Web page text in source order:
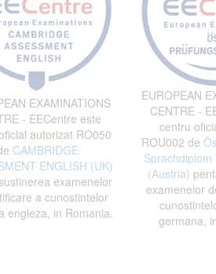
EXAMINATIONS
- EECentre este
autorizat RO050
CAMBRIDGE
ENGLISH (UK)
examenelor
a cunostintelor
engleza, in Romania.
EUROPEAN
CENTRE -
centru
ROU002 de
Sprachdiplom
(Austria)
examenelor
germana,